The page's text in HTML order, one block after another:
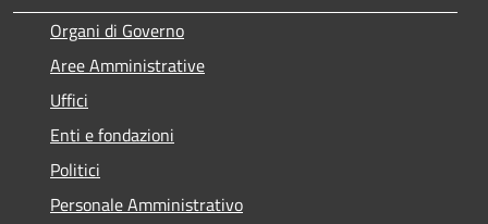
Organi di Governo
Aree Amministrative
Uffici
Enti e fondazioni
Politici
Personale Amministrativo